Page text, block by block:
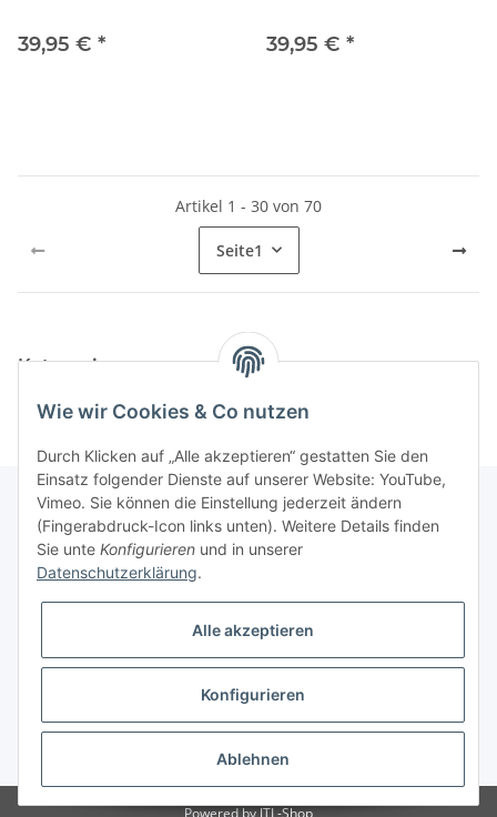
39,95 € * 39,95 € *
Artikel 1 - 30 von 70
Seite1
Kategorien
Unterstützung und Beratung unter:
+49 (0)2933 - 983 870-0
Gesetzliche Informationen
Powered by JTL-Shop
Wie wir Cookies & Co nutzen
Durch Klicken auf „Alle akzeptieren“ gestatten Sie den
Einsatz folgender Dienste auf unserer Website: YouTube,
Vimeo. Sie können die Einstellung jederzeit ändern
(Fingerabdruck-Icon links unten). Weitere Details finden
Sie unte Konfigurieren und in unserer
Datenschutzerklärung.
Alle akzeptieren
Konfigurieren
Ablehnen